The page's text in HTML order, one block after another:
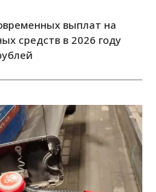
выплат на
средств в 2026 году